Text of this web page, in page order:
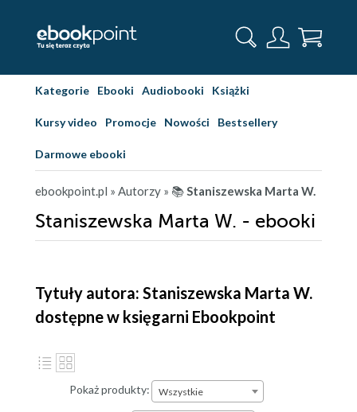
Kategorie Ebooki Audiobooki Książki
Kursy video Promocje Nowości Bestsellery
Darmowe ebooki
ebookpoint.pl » Autorzy » 📚Staniszewska Marta W.
Staniszewska Marta W. - ebooki
Tytuły autora: Staniszewska Marta W.
dostępne w księgarni Ebookpoint
Pokaż produkty: Wszystkie